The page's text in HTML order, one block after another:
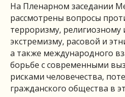
На Пленарном заседании
рассмотрены вопросы
терроризму, религиозному
экстремизму, расовой и
а также международного
борьбе с современными
рисками человечества,
гражданского общества в